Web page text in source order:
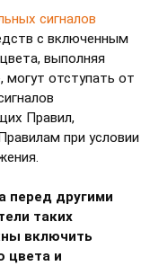
сигналов
с включенным
выполняя
могут отступать от
Правил,
при условии
перед другими
таких
включить
цвета и